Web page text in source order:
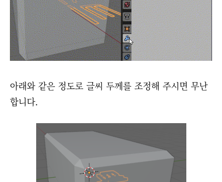
아래와 같은 정도로 글씨 두께를 조정해 주시면 무난
합니다.